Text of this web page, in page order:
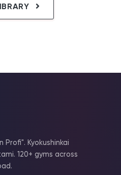
Profi". Kyokushinkai
120+ gyms across